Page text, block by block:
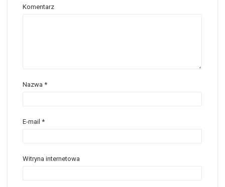
Komentarz
Nazwa *
E-mail *
Witryna internetowa